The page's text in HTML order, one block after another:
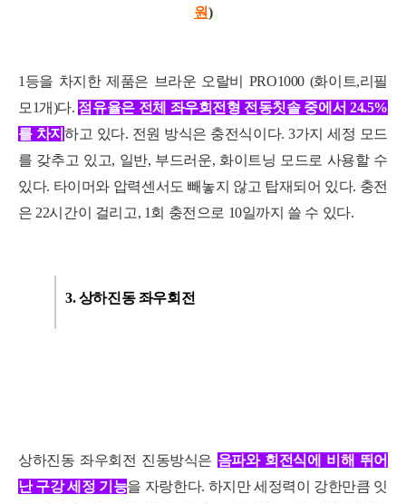
원)
1등을 차지한 제품은 브라운 오랄비 PRO1000 (화이트,리필
모1개)다. 점유율은 전체 좌우회전형 전동칫솔 중에서 24.5%
를 차지하고 있다. 전원 방식은 충전식이다. 3가지 세정 모드
를 갖추고 있고, 일반, 부드러운, 화이트닝 모드로 사용할 수
있다. 타이머와 압력센서도 빼놓지 않고 탑재되어 있다. 충전
은 22시간이 걸리고, 1회 충전으로 10일까지 쓸 수 있다.
3. 상하진동 좌우회전
상하진동 좌우회전 진동방식은 음파와 회전식에 비해 뛰어
난 구강 세정 기능을 자랑한다. 하지 만 세정력이 강한만큼 잇